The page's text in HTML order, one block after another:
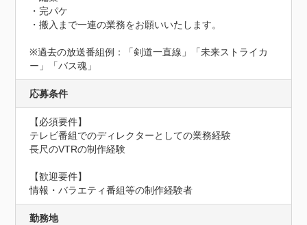
・完パケ
・搬入まで一連の業務をお願いいたします。
※過去の放送番組例：「剣道一直線」「未来ストライカ
ー」「バス魂」
応募条件
【必須要件】
テレビ番組でのディレクターとしての業務経験
長尺のVTRの制作経験
【歓迎要件】
情報・バラエティ番組等の制作経験者
勤務地